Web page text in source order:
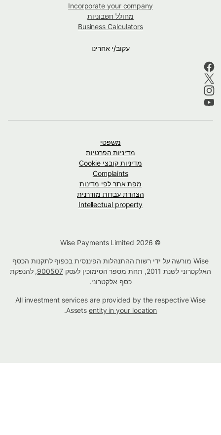
Incorporate your company
מחולל חשבוניות
Business Calculators
עקוב/י אחרינו
משפטי
מדיניות הפרטיות
מדיניות קובצי Cookie
Complaints
מפת אתר לפי מדינות
הצהרת עבדות מודרנית
Intellectual property
Wise מורשה על ידי רשות ההתנהלות הפיננסית בכפוף לתקנות הכסף
האלקטרוני לשנת 2011, תחת מספר הסימוכין לעסק
900507, להנפקת
כסף אלקטרוני.
All investment services are provided by the respective Wise
Assetsentity in your location
.